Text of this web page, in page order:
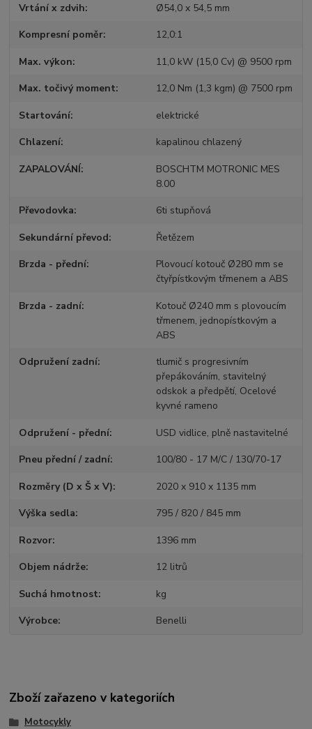
Vrtání x zdvih Ø54,0 x 54,5 mm
Kompresní poměr 12,0:1
Max. výkon 11,0 kW (15,0 Cv) @ 9500 rpm
Max. točivý moment 12,0 Nm (1,3 kgm) @ 7500 rpm
Startování elektrické
Chlazení kapalinou chlazený
ZAPALOVÁNÍ
BOSCHTM MOTRONIC MES
8.00
Převodovka 6ti stupňová
Sekundární převod Řetězem
Brzda - přední
Plovoucí kotouč Ø280 mm se
čtyřpístkovým třmenem a ABS
Brzda - zadní
Kotouč Ø240 mm s plovoucím
třmenem, jednopístkovým a
ABS
Odpružení zadní
tlumič s progresivním
přepákováním, stavitelný
odskok a předpětí, Ocelové
kyvné rameno
Odpružení - přední USD vidlice, plně nastavitelné
Pneu přední / zadní 100/80 - 17 M/C / 130/70-17
Rozměry (D x Š x V) 2020 x 910 x 1135 mm
Výška sedla 795 / 820 / 845 mm
Rozvor 1396 mm
Objem nádrže 12 litrů
Suchá hmotnost kg
Výrobce Benelli
Zboží zařazeno v kategoriích
Motocykly